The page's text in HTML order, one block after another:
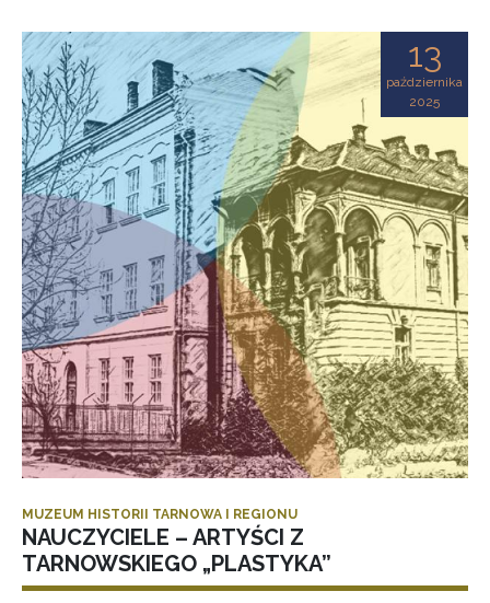
13
października
2025
MUZEUM HISTORII TARNOWA I REGIONU
NAUCZYCIELE – ARTYŚCI Z
TARNOWSKIEGO „PLASTYKA”